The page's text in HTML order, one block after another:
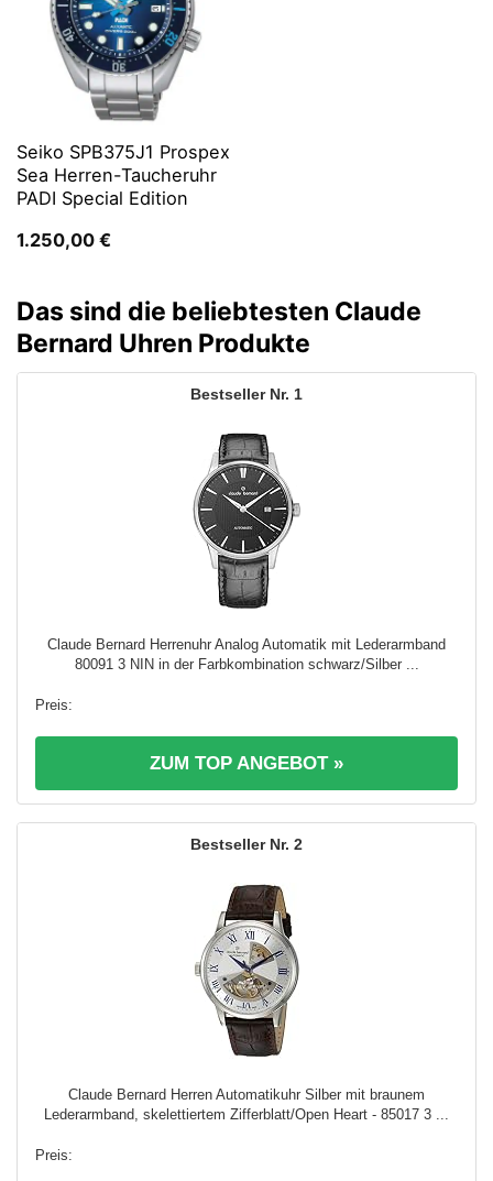
Seiko SPB375J1 Prospex
Sea Herren-Taucheruhr
PADI Special Edition
1.250,00 €
Das sind die beliebtesten Claude
Bernard Uhren Produkte
1
Claude Bernard Herrenuhr Analog Automatik mit Lederarmband
80091 3 NIN in der Farbkombination schwarz/Silber ...
ZUM TOP ANGEBOT »
2
Claude Bernard Herren Automatikuhr Silber mit braunem
Lederarmband, skelettiertem Zifferblatt/Open Heart - 85017 3 ...